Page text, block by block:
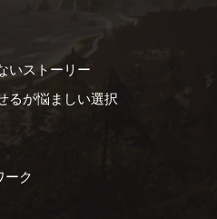
いストーリー
るが悩ましい選択
ーク